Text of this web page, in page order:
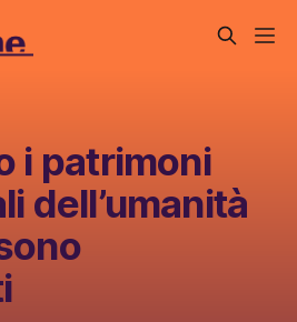
i patrimoni
dell’umanità